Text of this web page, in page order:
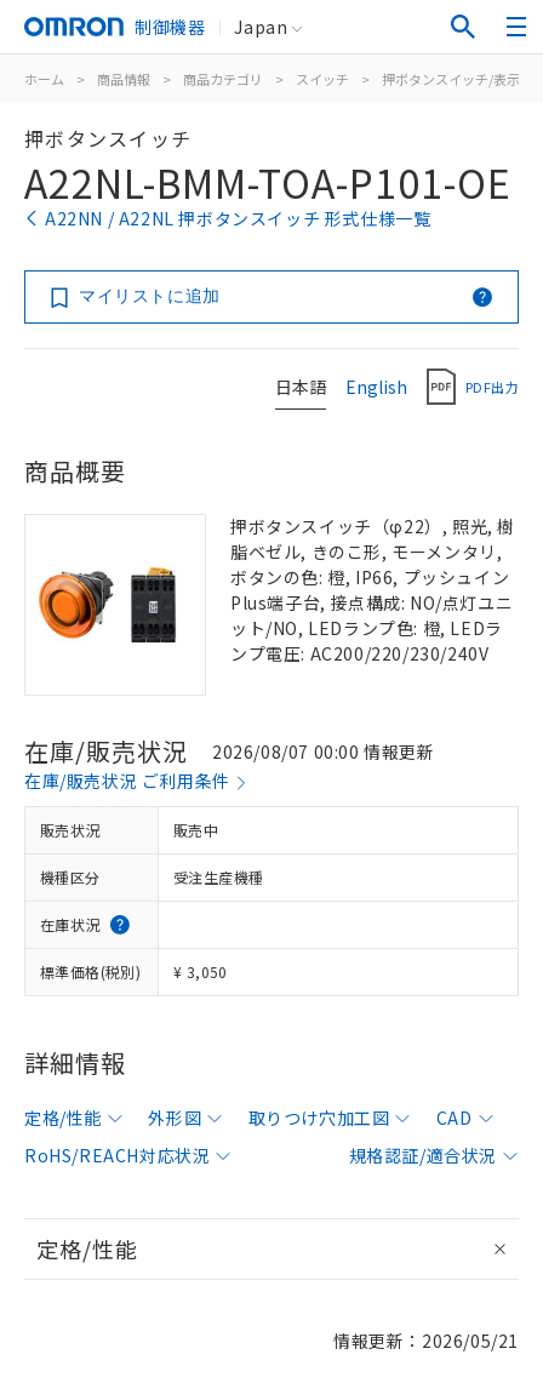
制御機器 Japan
ホーム > 商品情報 > 商品カテゴリ > スイッチ > 押ボタンスイッチ/表示灯
押ボタンスイッチ
A22NL-BMM-TOA-P101-OE
A22NN / A22NL 押ボタンスイッチ 形式仕様一覧
マイリストに追加
日本語 English PDF出力
商品概要
押ボタンスイッチ（φ22）, 照光, 樹
脂ベゼル, きのこ形, モーメンタリ,
ボタンの色: 橙, IP66, プッシュイン
Plus端子台, 接点構成: NO/点灯ユニ
ット/NO, LEDランプ色: 橙, LEDラ
ンプ電圧: AC200/220/230/240V
在庫/販売状況
2026/08/07 00:00 情報更新
在庫/販売状況 ご利用条件
販売状況 販売中
機種区分 受注生産機種
在庫状況
標準価格(税別) ¥ 3,050
詳細情報
定格/性能 外形図 取りつけ穴加工図
CAD
RoHS/REACH対応状況
規格認証/適合状況
定格/性能
情報更新：2026/05/21